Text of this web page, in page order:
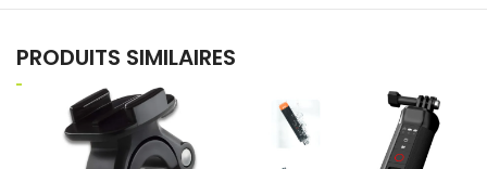
PRODUITS SIMILAIRES